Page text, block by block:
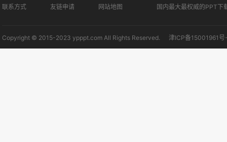
联系方式 友链申请 网站地图
国内最大最权威的PPT下
Copyright © 2015-2023 ypppt.com All Rights Reserved. 津ICP备15001961号